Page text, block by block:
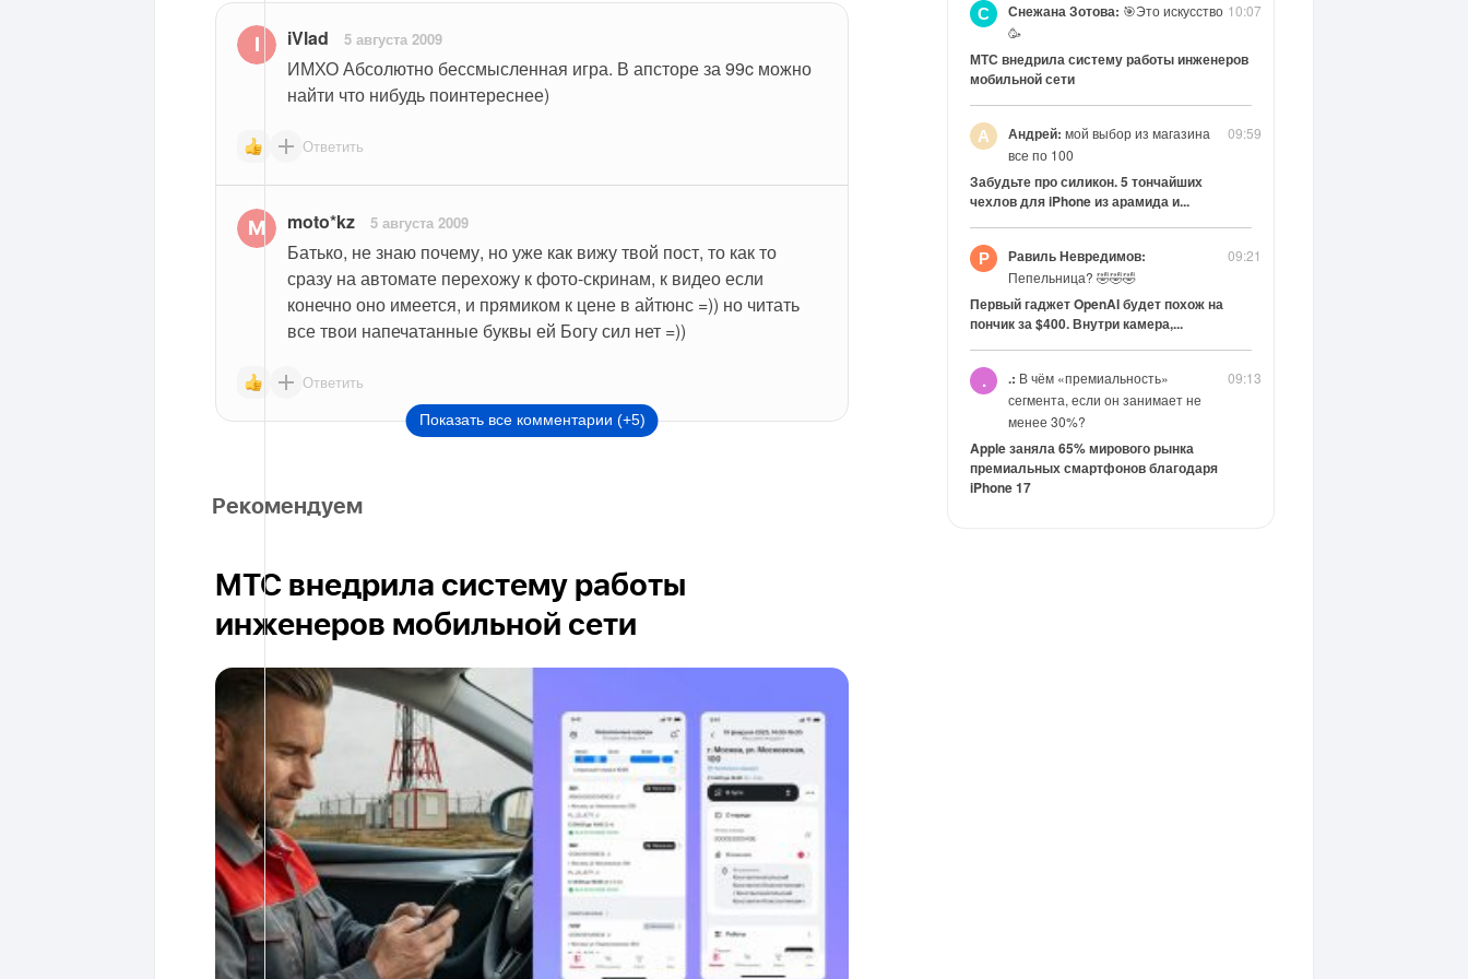
iVlad 5 августа 2009
ИМХО Абсолютно бессмысленная игра. В апсторе за 99c можно
найти что нибудь поинтереснее)
Ответить
moto*kz 5 августа 2009
Батько, не знаю почему, но уже как вижу твой пост, то как то
сразу на автомате перехожу к фото-скринам, к видео если
конечно оно имеется, и прямиком к цене в айтюнс =)) но читать
все твои напечатанные буквы ей Богу сил нет =))
Ответить
Показать все комментарии (+5)
Рекомендуем
МТС внедрила систему работы
инженеров мобильной сети
10:07
С Снежана Зотова: 🎯Это искусство
🥳
МТС внедрила систему работы инженеров
мобильной сети
09:59
А Андрей: мой выбор из магазина
все по 100
Забудьте про силикон. 5 тончайших
чехлов для iPhone из арамида и...
09:21
Р Равиль Невредимов:
Пепельница? 🤣🤣🤣
Первый гаджет OpenAI будет похож на
пончик за $400. Внутри камера,...
09:13
. .: В чём «премиальность»
сегмента, если он занимает не
менее 30%?
Apple заняла 65% мирового рынка
премиальных смартфонов благодаря
iPhone 17